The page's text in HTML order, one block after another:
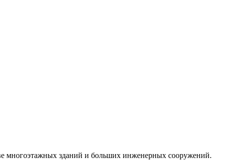
многоэтажных зданий и больших инженерных сооружений.